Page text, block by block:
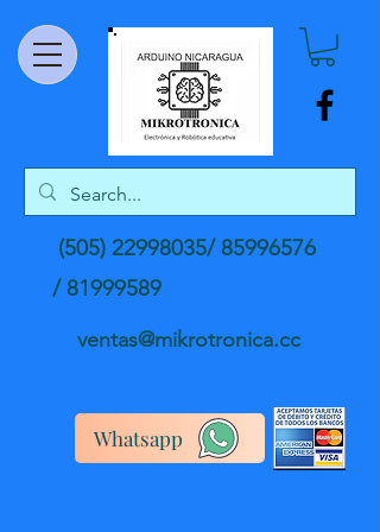
(505) 22998035/85996576
/81999589
ventas@mikrotronica.cc
Whatsapp